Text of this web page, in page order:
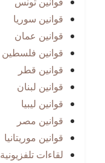
قوانين سوريا
قوانين عمان
قوانين فلسطين
قوانين قطر
قوانين لبنان
قوانين ليبيا
قوانين مصر
قوانين موريتانيا
لقاءات تلفزيونية